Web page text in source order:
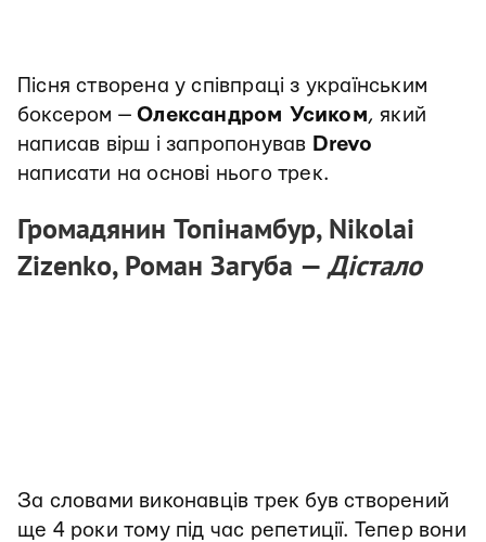
Пісня створена у співпраці з українським
боксером —Олександром Усиком, який
написав вірш і запропонував Drevo
написати на основі нього трек.
Громадянин Топінамбур, Nikolai
Zizenko, Роман Загуба — Дістало
За словами виконавців трек був створений
ще 4 роки тому під час репетиції. Тепер вони